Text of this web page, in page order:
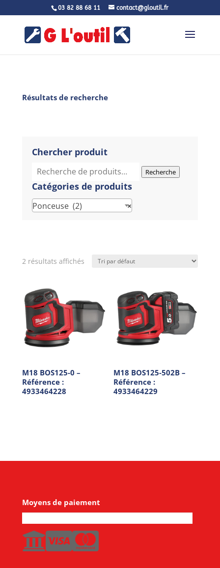
03 82 88 68 11 contact@gloutil.fr
Résultats de recherche
Chercher produit
Recherche
pour :
Recherche
Catégories de produits
×
Ponceuse (2)
2 résultats affichés
M18 BOS125-0 –
Référence :
4933464228
M18 BOS125-502B –
Référence :
4933464229
Moyens de paiement